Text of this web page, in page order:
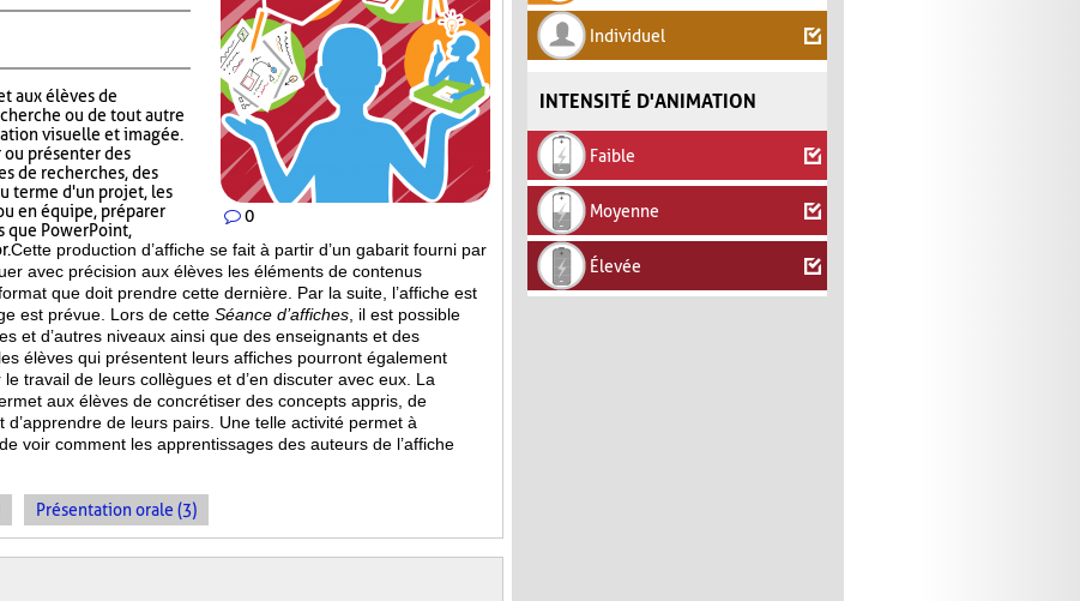
Individuel
INTENSITÉ D'ANIMATION
Faible
Moyenne
Élevée
0
aux élèves de
ou de tout autre
visuelle et imagée.
ou présenter des
de recherches, des
terme d'un projet, les
en équipe, préparer
que PowerPoint,
Cette production d’affiche se fait à partir d’un gabarit fourni par
avec précision aux élèves les éléments de contenus
que doit prendre cette dernière. Par la suite, l’affiche est
est prévue. Lors de cette Séance d’affiches, il est possible
et d’autres niveaux ainsi que des enseignants et des
élèves qui présentent leurs affiches pourront également
travail de leurs collègues et d’en discuter avec eux. La
aux élèves de concrétiser des concepts appris, de
d’apprendre de leurs pairs. Une telle activité permet à
voir comment les apprentissages des auteurs de l’affiche
Présentation orale (3)